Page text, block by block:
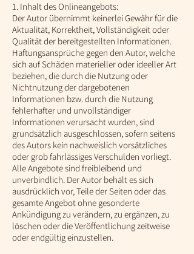
1. Inhalt des Onlineangebots:
Der Autor übernimmt keinerlei Gewähr für die
Aktualität, Korrektheit, Vollständigkeit oder
Qualität der bereitgestellten Informationen.
Haftungsansprüche gegen den Autor, welche
sich auf Schäden materieller oder ideeller Art
beziehen, die durch die Nutzung oder
Nichtnutzung der dargebotenen
Informationen bzw. durch die Nutzung
fehlerhafter und unvollständiger
Informationen verursacht wurden, sind
grundsätzlich ausgeschlossen, sofern seitens
des Autors kein nachweislich vorsätzliches
oder grob fahrlässiges Verschulden vorliegt.
Alle Angebote sind freibleibend und
unverbindlich. Der Autor behält es sich
ausdrücklich vor, Teile der Seiten oder das
gesamte Angebot ohne gesonderte
Ankündigung zu verändern, zu ergänzen, zu
löschen oder die Veröffentlichung zeitweise
oder endgültig einzustellen.